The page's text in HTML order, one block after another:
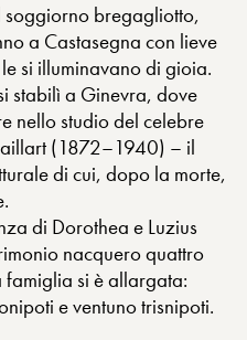
bregagliotto,
a Castasegna con lieve
si illuminavano di gioia.
stabilì a Ginevra, dove
nello studio del celebre
(1872–1940) – il
di cui, dopo la morte,
di Dorothea e Luzius
nacquero quattro
si è allargata:
e ventuno trisnipoti.